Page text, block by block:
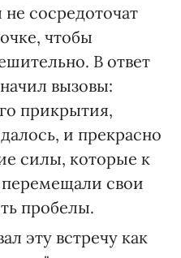
сосредоточат
чтобы
В ответ
вызовы:
прикрытия,
и прекрасно
силы, которые к
свои
пробелы.
эту встречу как